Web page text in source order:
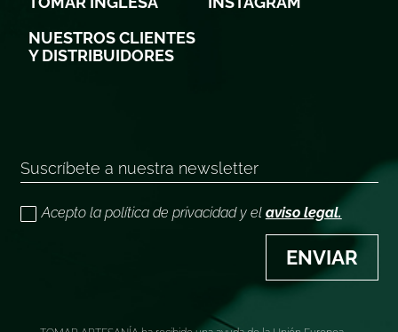
NUESTROS CLIENTES
Y DISTRIBUIDORES
Acepto la política de privacidad y el aviso legal.
ENVIAR